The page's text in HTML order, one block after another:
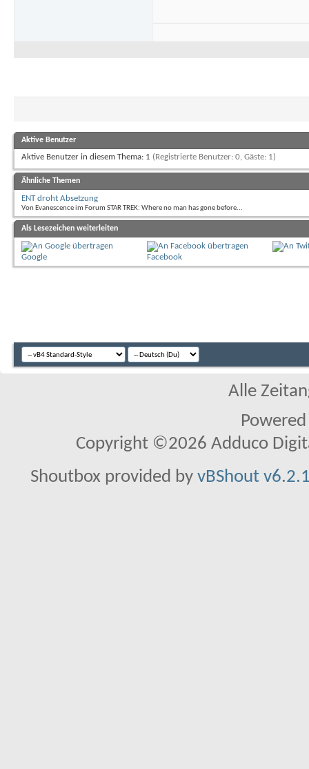
Aktive Benutzer
Aktive Benutzer in diesem Thema: 1 (Registrierte Benutzer: 0, Gäste: 1)
Ähnliche Themen
ENT droht Absetzung
Von Evanescence im Forum STAR TREK: Where no man has gone before...
Als Lesezeichen weiterleiten
Google Facebook
Alle
Copyright ©2026 Adduco
Shoutbox provided by vBShout